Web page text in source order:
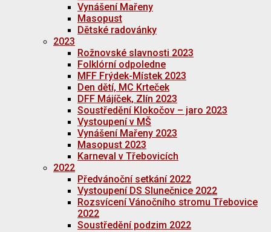
Vynášení Mařeny
Masopust
Dětské radovánky
2023
Rožnovské slavnosti 2023
Folklórní odpoledne
MFF Frýdek-Místek 2023
Den dětí, MC Krteček
DFF Májíček, Zlín 2023
Soustředění Klokočov – jaro 2023
Vystoupení v MŠ
Vynášení Mařeny 2023
Masopust 2023
Karneval v Třebovicích
2022
Předvánoční setkání 2022
Vystoupení DS Slunečnice 2022
Rozsvícení Vánočního stromu Třebovice
2022
Soustředění podzim 2022